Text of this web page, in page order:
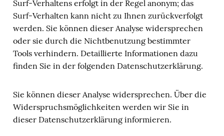
Surf-Verhaltens erfolgt in der Regel anonym; das
Surf-Verhalten kann nicht zu Ihnen zurückverfolgt
werden. Sie können dieser Analyse widersprechen
oder sie durch die Nichtbenutzung bestimmter
Tools verhindern. Detaillierte Informationen dazu
finden Sie in der folgenden Datenschutzerklärung.
Sie können dieser Analyse widersprechen. Über die
Widerspruchsmöglichkeiten werden wir Sie in
dieser Datenschutzerklärung informieren.